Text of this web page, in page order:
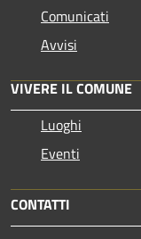
Comunicati
Avvisi
VIVERE IL COMUNE
Luoghi
Eventi
CONTATTI